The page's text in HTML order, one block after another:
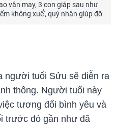
vận may, 3 con giáp sau như
không xuể', quý nhân giúp đỡ
người tuổi Sửu sẽ diễn ra
thông. Người tuổi này
tương đối bình yêu và
trước đó gần như đã